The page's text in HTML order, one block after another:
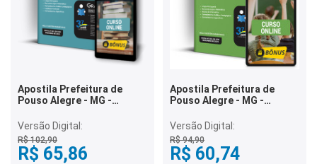
Apostila Prefeitura de
Pouso Alegre - MG -
(Quadro VII)
Versão Digital:
R$ 102,90
R$ 65,86
Apostila Prefeitura de
Pouso Alegre - MG -
Infantil e 1º ao 5º Ano
(Quadro V)
Versão Digital:
R$ 94,90
R$ 60,74